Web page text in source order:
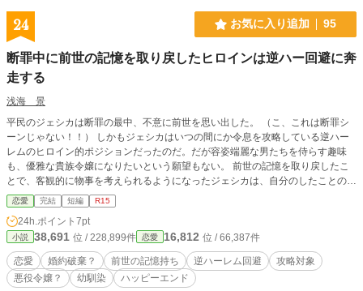
24 お気に入り追加 95
断罪中に前世の記憶を取り戻したヒロインは逆ハー回避に奔
走する
浅海 景
平民のジェシカは断罪の最中、不意に前世を思い出した。 （こ、これは断罪シ
ーンじゃない！！） しかもジェシカはいつの間にか令息を攻略している逆ハー
レムのヒロイン的ポジションだったのだ。だが容姿端麗な男たちを侍らす趣味
も、優雅な貴族令嬢になりたいという願望もない。 前世の記憶を取り戻したこ
とで、客観的に物事を考えられるようになったジェシカは、自分のしたことの責
任を取ろうとするのだが――。
恋愛 完結 短編 R15
24h.ポイント 7pt
小説 38,691 位 / 228,899件 恋愛 16,812 位 / 66,387件
恋愛 婚約破棄？ 前世の記憶持ち 逆ハーレム回避
攻略対象
悪役令嬢？
幼馴染 ハッピーエンド